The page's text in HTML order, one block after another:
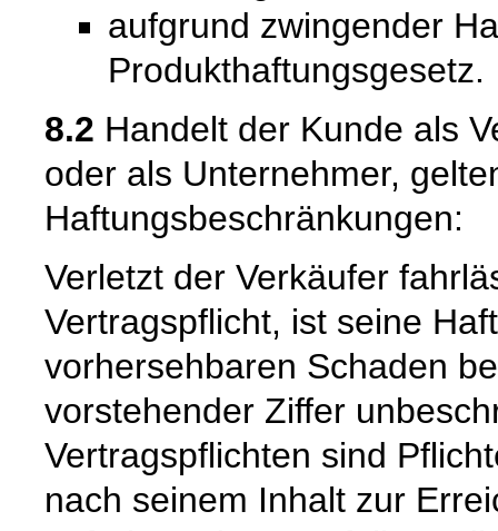
aufgrund zwingender
Produkthaftungsgesetz.
8.2 Handelt der Kunde als
oder als Unternehmer,
Haftungsbeschränkungen:
Verletzt der Verkäufer
Vertragspflicht, ist seine
vorhersehbaren Schaden
vorstehender Ziffer
Vertragspflichten sind
nach seinem Inhalt zur